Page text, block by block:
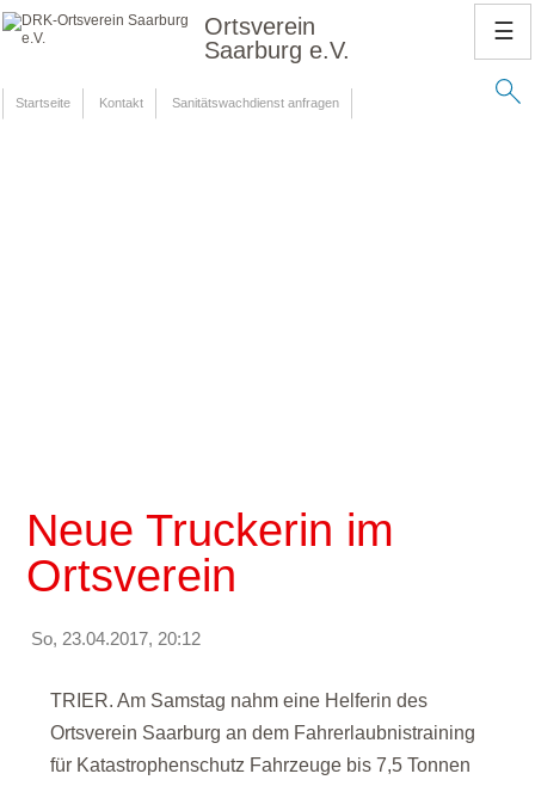
Ortsverein
Saarburg e.V.
Startseite Kontakt Sanitätswachdienst anfragen
☰
Neue Truckerin im
Ortsverein
So, 23.04.2017, 20:12
TRIER. Am Samstag nahm eine Helferin des
Ortsverein Saarburg an dem Fahrerlaubnistraining
für Katastrophenschutz Fahrzeuge bis 7,5 Tonnen